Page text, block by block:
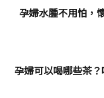
孕婦水腫不用怕，
孕婦可以喝哪些茶